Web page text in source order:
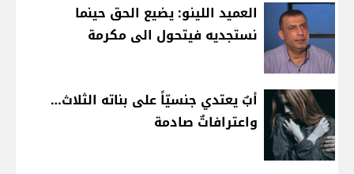
العميد اللينو: يضيع الحق حينما
نستجديه فيتحول الى مكرمة
أبٌ يعتدي جنسيّاً على بناته الثلاث…
واعترافاتٌ صادمة